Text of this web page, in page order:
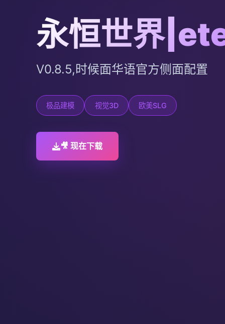
永恒世界
V0.8.5,时候面华语官方侧面配置
极品建模 视觉3D 欧美SLG
🎥 现在下载